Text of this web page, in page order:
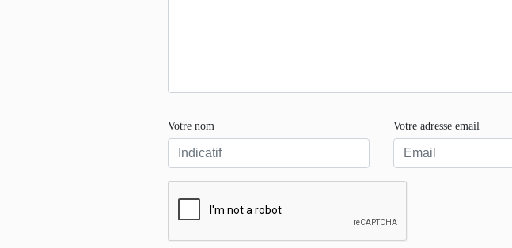
Votre nom Votre adresse email